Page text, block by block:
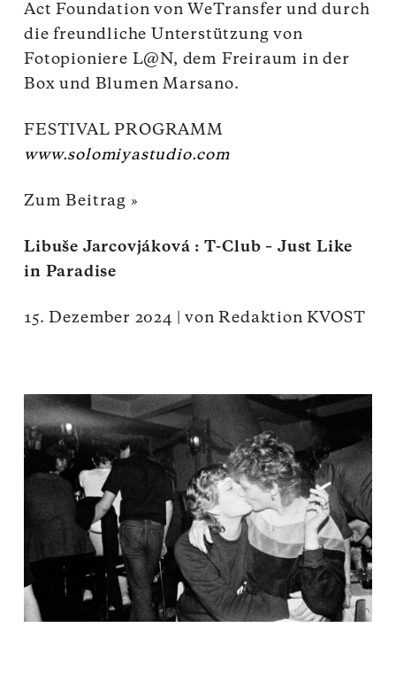
Act Foundation von WeTransfer und durch
die freundliche Unterstützung von
Fotopioniere L@N, dem Freiraum in der
Box und Blumen Marsano.
FESTIVAL PROGRAMM
www.solomiyastudio.com
Zum Beitrag »
Libuše Jarcovjáková : T-Club – Just Like
in Paradise
15. Dezember 2024 |von Redaktion KVOST